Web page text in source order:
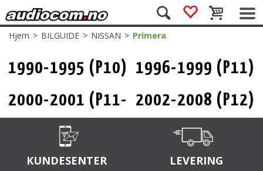
Hjem>BILGUIDE>NISSAN>Primera
1990-1995 (P10) 1996-1999 (P11)
2000-2001 (P11-
144 Facelift)
2002-2008 (P12)
KUNDESENTER LEVERING